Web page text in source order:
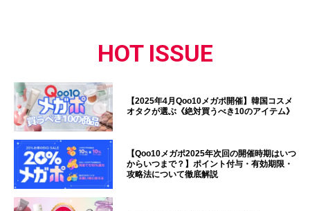
HOT ISSUE
【2025年4月Qoo10メガポ開催】韓国コスメ
オタクが選ぶ《絶対買うべき10のアイテム》
【Qoo10メガポ2025年次回の開催時期はいつ
からいつまで？】ポイント付与・有効期限・
攻略法について徹底解説